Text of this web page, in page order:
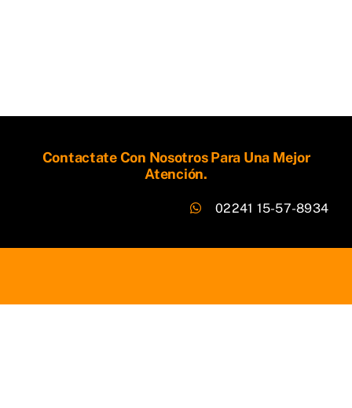
Contactate Con Nosotros Para Una Mejor
Atención.
02241 15-57-8934